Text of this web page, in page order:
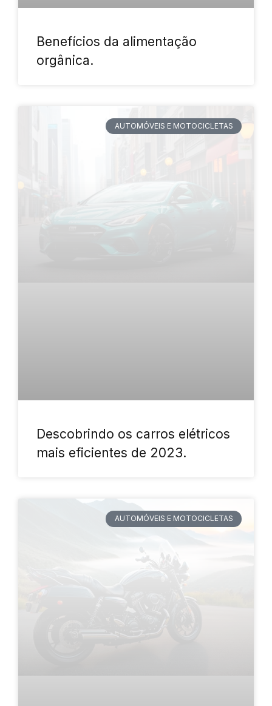
Benefícios da alimentação
orgânica.
AUTOMÓVEIS E MOTOCICLETAS
Descobrindo os carros elétricos
mais eficientes de 2023.
AUTOMÓVEIS E MOTOCICLETAS